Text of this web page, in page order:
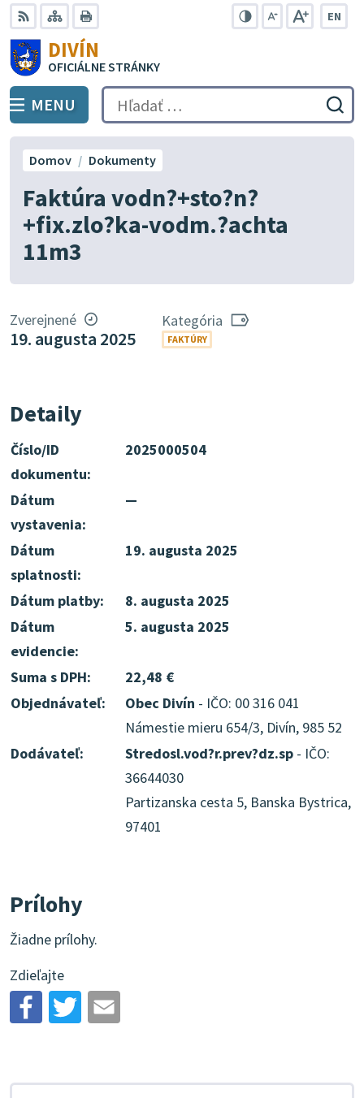
Preskočiť
na
obsah
RSS Mapa
EN
DIVÍN
OFICIÁLNE STRÁNKY
PREPNÚŤ
MENU Hľadať:
Faktúra vodn?+sto?n?
+fix.zlo?ka-vodm.?achta
11m3
Domov Dokumenty
Zverejnené
19. augusta 2025
Kategória
FAKTÚRY
Detaily
Číslo/ID
dokumentu:
2025000504
Dátum
vystavenia:
—
Dátum
splatnosti:
19. augusta 2025
Dátum platby:
8. augusta 2025
Dátum
evidencie:
5. augusta 2025
Suma s DPH:
22,48 €
Objednávateľ:
Obec Divín - IČO: 00 316 041
Námestie mieru 654/3, Divín, 985 52
Dodávateľ:
Stredosl.vod?r.prev?dz.sp - IČO:
36644030
Partizanska cesta 5, Banska Bystrica,
97401
Prílohy
Žiadne prílohy.
Zdieľajte